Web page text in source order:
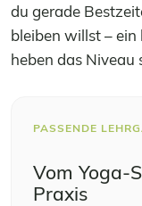
du gerade
bleiben willst –
heben das Niveau
PASSENDE
Vom Yoga-
Praxis